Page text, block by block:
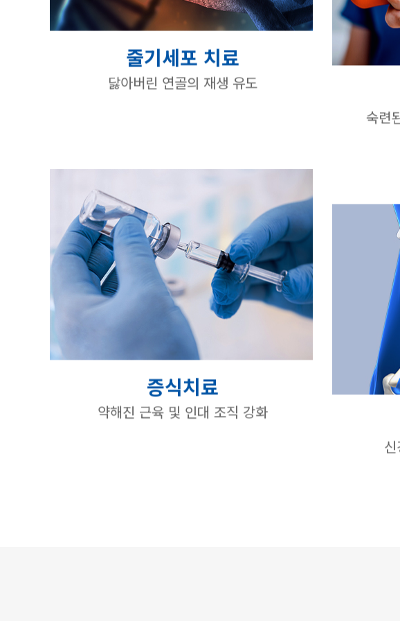
줄기세포 치료
닳아버린 연골의 재생 유도
숙련
증식치료
약해진 근육 및 인대 조직 강화